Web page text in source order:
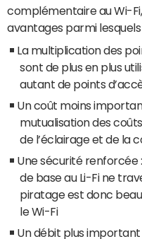
complémentaire au Wi-
avantages parmi lesquels
La multiplication des
sont de plus en plus
autant de points
Un coût moins
mutualisation des
de l’éclairage et de la
Une sécurité renforcée
de base au Li-Fi ne
piratage est donc
le Wi-Fi
Un débit plus important